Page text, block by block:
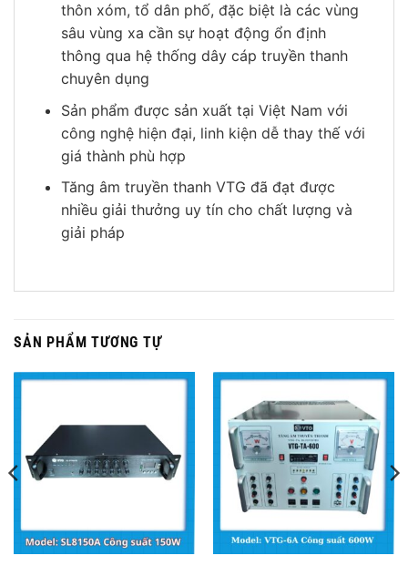
thôn xóm, tổ dân phố, đặc biệt là các vùng
sâu vùng xa cần sự hoạt động ổn định
thông qua hệ thống dây cáp truyền thanh
chuyên dụng
Sản phẩm được sản xuất tại Việt Nam với
công nghệ hiện đại, linh kiện dễ thay thế với
giá thành phù hợp
Tăng âm truyền thanh VTG đã đạt được
nhiều giải thưởng uy tín cho chất lượng và
giải pháp
SẢN PHẨM TƯƠNG TỰ